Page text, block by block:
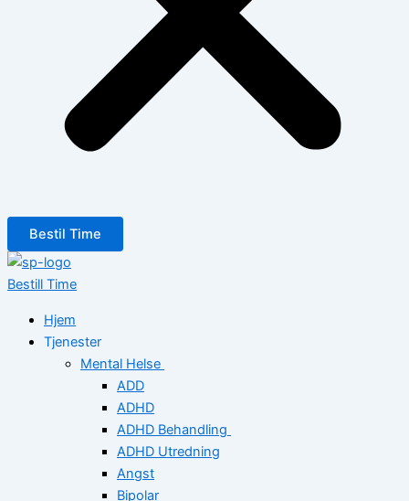
Bestil Time
Bestill Time
Hjem
Tjenester
Mental Helse
ADD
ADHD
ADHD Behandling
ADHD Utredning
Angst
Bipolar